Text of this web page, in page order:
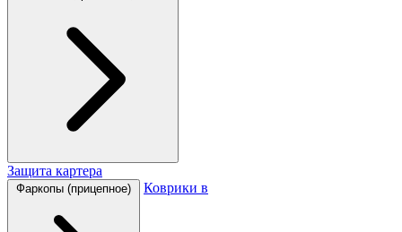
Защита картера
Фаркопы (прицепное) Коврики в